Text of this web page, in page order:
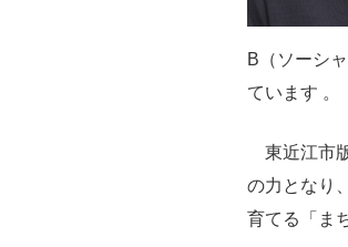
B（ソーシ
ています 。
東近江市
の力となり
育てる「ま